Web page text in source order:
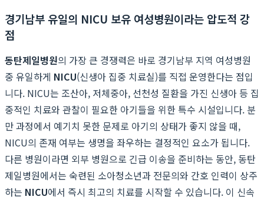
경기남부 유일의 NICU 보유 여성병원이라는 압도적 강
점
동탄제일병원의 가장 큰 경쟁력은 바로 경기남부 지역 여성병원
중 유일하게 NICU(신생아 집중 치료실)를 직접 운영한다는 점입
니다. NICU는 조산아, 저체중아, 선천성 질환을 가진 신생아 등 집
중적인 치료와 관찰이 필요한 아기들을 위한 특수 시설입니다. 분
만 과정에서 예기치 못한 문제로 아기의 상태가 좋지 않을 때,
NICU의 존재 여부는 생명을 좌우하는 결정적인 요소가 됩니다.
다른 병원이라면 외부 병원으로 긴급 이송을 준비하는 동안, 동탄
제일병원에서는 숙련된 소아청소년과 전문의와 간호 인력이 상주
하는 NICU에서 즉시 최고의 치료를 시작할 수 있습니다. 이 신속